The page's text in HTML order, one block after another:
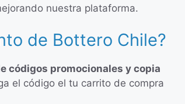
nuestra plataforma.
de Bottero Chile?
códigos promocionales y copia
el código el tu carrito de compra